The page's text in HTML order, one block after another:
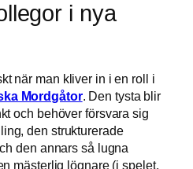
i nya
när man kliver in i en roll i
Mordgåtor. Den tysta blir
och behöver försvara sig
den strukturerade
den annars så lugna
mästerlig lögnare (i spelet,